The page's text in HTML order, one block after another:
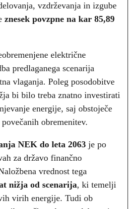
vzdrževanja in izgube
znesek povzpne na kar 85,89
električne
predlaganega scenarija
vlaganja. Poleg posodobitve
bi bilo treba znatno investirati
energije, saj obstoječe
obremenitev.
NEK do leta 2063 je po
za državo finančno
vrednost tega
nižja od scenarija, ki temelji
virih energije. Tudi ob